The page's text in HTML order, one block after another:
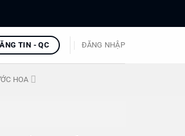
TIN - QC ĐĂNG NHẬP
HOA